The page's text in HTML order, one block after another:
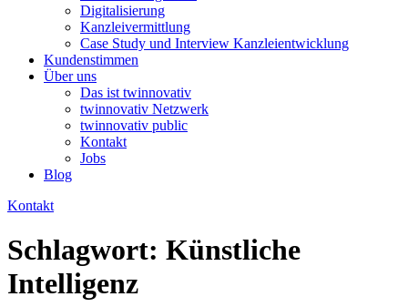
Digitalisierung
Kanzleivermittlung
Case Study und Interview Kanzleientwicklung
Kundenstimmen
Über uns
Das ist twinnovativ
twinnovativ Netzwerk
twinnovativ public
Kontakt
Jobs
Blog
Kontakt
Schlagwort: Künstliche
Intelligenz